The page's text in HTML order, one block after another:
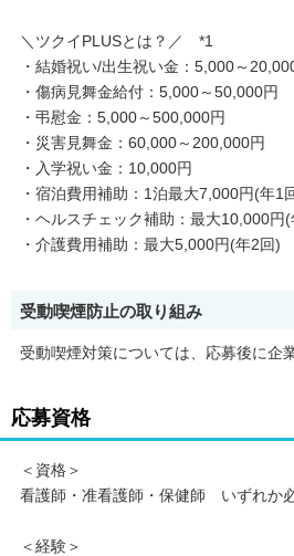
＼ツクイPLUSとは？／ *1
・結婚祝い/出生祝い金：5,000～
・傷病見舞金給付：5,000～50,000円
・弔慰金：5,000～500,000円
・災害見舞金：60,000～200,000円
・入学祝い金：10,000円
・宿泊費用補助：1泊最大7,000円(年1
・ヘルスチェック補助：最大10,000円
・介護費用補助：最大5,000円(年2回)
受動喫煙防止の取り組み
受動喫煙対策については、応募後に企
応募資格
＜資格＞
看護師・准看護師・保健師 いずれか
＜経験＞